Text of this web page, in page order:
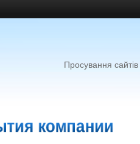
Просування сайтів